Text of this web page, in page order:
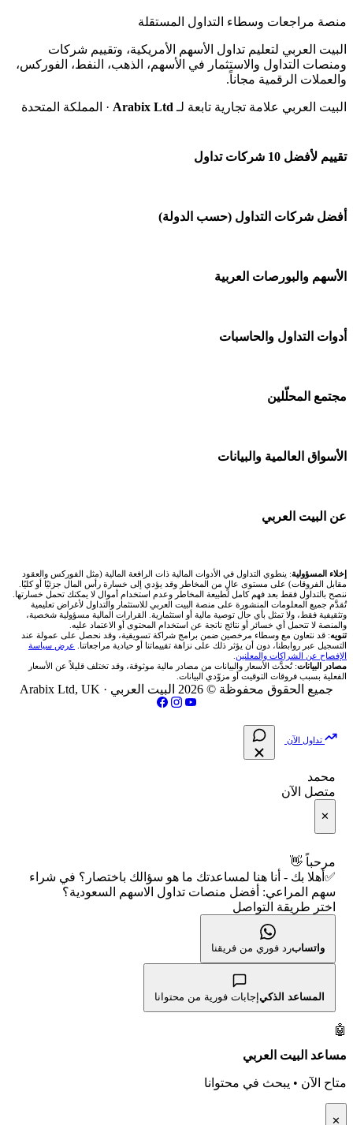
منصة مراجعات وسطاء التداول المستقلة
البيت العربي لتعليم تداول الأسهم الأمريكية، وتقييم شركات
ومنصات التداول والاستثمار في الأسهم، الذهب، النفط، الفوركس،
والعملات الرقمية مجاناً.
البيت العربي علامة تجارية تابعة لـ Arabix Ltd · المملكة المتحدة
تقييم لأفضل 10 شركات تداول
شركة Capital.com
منصة بينانس
شركة Xm
انتراكتيف بروكرز IBKR
أفضل شركات التداول (حسب الدولة)
شركات تداول في السعودية
شركات تداول في قطر
شركات تداول في عُمان
شركات تداول في فلسطين
شركات تداول في مصر
الأسهم والبورصات العربية
🌍 كل البورصات العربية
🇪🇬 البورصة المصرية
🇶🇦 بورصة قطر
🇧🇭 بورصة البحرين
🇴🇲 بورصة مسقط
🇵🇸 بورصة فلسطين
📋 جميع الأسهم
🕌 الأسهم الحلال
أدوات التداول والحاسبات
🕌 حاسبة الزكاة
📌 حاسبة النقاط المحورية
📏 حاسبة حجم المركز
🔄 حاسبة تكلفة السواب
📈 حاسبة عائد التداول
📊 حاسبة الربح التراكمي
🧮 حاسبة متوسط سعر السهم
🇺🇸 متى يفتح السوق الأمريكي؟
🛠️ كل الأدوات
مجتمع المحلّلين
🧱 حائط المجتمع
الأسواق العالمية والبيانات
🌐 المؤشرات العالمية
🥇 أسعار الذهب والمعادن
💱 أسعار العملات والفوركس
💵 سعر الريال السعودي في مصر
📅 المؤشرات الاقتصادية
عن البيت العربي
من نحن
تواصل معنا
فريق المؤلفين
مقالات تعليمية
سياسة تقييم الشركات
شركات التداول النصابة
الإبلاغ عن شركة نصابة
سياسة الخصوصية
إخلاء المسؤولية: ينطوي التداول في الأدوات المالية ذات الرافعة المالية (مثل الفوركس والعقود
مقابل الفروقات) على مستوى عالٍ من المخاطر وقد يؤدي إلى خسارة رأس المال جزئيًا أو كليًا.
ننصح بالتداول فقط بعد فهم كامل لطبيعة المخاطر وعدم استخدام أموال لا يمكنك تحمل خسارتها.
تُقدَّم جميع المعلومات المنشورة على منصة البيت العربي للاستثمار والتداول لأغراض تعليمية
وتثقيفية فقط، ولا تمثل بأي حال توصية مالية أو استثمارية. القرارات المالية مسؤولية شخصية،
والمنصة لا تتحمل أي خسائر أو نتائج ناتجة عن استخدام المحتوى أو الاعتماد عليه.
تنويه: قد نتعاون مع وسطاء مرخصين ضمن برامج شراكة تسويقية، وقد نحصل على عمولة عند
التسجيل عبر روابطنا، دون أن يؤثر ذلك على نزاهة تقييماتنا أو حيادية مراجعاتنا. عرض سياسة
الإفصاح عن الشراكات والمعلنين
مصادر البيانات: تُحدَّث الأسعار والبيانات من مصادر مالية موثوقة، وقد تختلف قليلاً عن الأسعار
الفعلية بسبب فروقات التوقيت أو مزوّدي البيانات.
جميع الحقوق محفوظة © 2026 البيت العربي · Arabix Ltd, UK
تداول الآن
محمد
متصل الآن
✕
مرحباً 👋
✅أهلا بك - أنا هنا لمساعدتك ما هو سؤالك باختصار؟ في شراء
سهم المراعي: أفضل منصات تداول الاسهم السعودية؟
اختر طريقة التواصل
واتسابرد فوري من فريقنا
المساعد الذكي إجابات فورية من محتوانا
🤖
مساعد البيت العربي
متاح الآن • يبحث في محتوانا
✕